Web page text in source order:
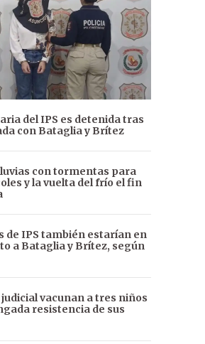
del IPS es detenida tras
con Bataglia y Brítez
con tormentas para
y la vuelta del frío el fin
de IPS también estarían en
a Bataglia y Brítez, según
vacunan a tres niños
resistencia de sus